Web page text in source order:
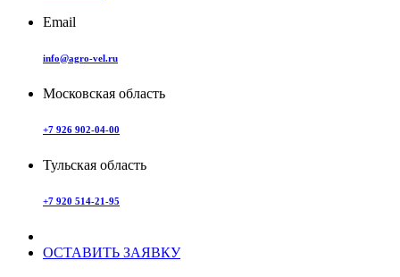
Email
info@agro-vel.ru
Московская область
+7 926 902-04-00
Тульская область
+7 920 514-21-95
ОСТАВИТЬ ЗАЯВКУ